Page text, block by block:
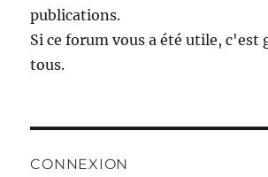
publications.
Si ce forum vous a été utile, c'est
tous.
CONNEXION